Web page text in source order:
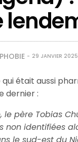
29 JANVIER 2025
était aussi
dernier :
le père Tobias
non identifiées